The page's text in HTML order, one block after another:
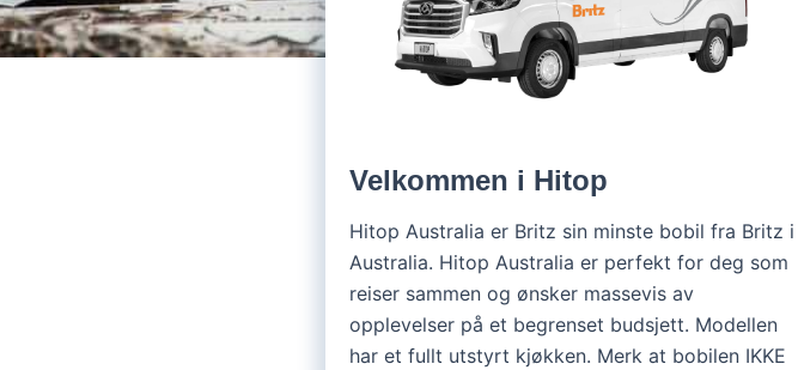
Velkommen i Hitop
Hitop Australia er Britz sin minste bobil fra Britz i
Australia. Hitop Australia er perfekt for deg som
reiser sammen og ønsker massevis av
opplevelser på et begrenset budsjett. Modellen
har et fullt utstyrt kjøkken. Merk at bobilen IKKE